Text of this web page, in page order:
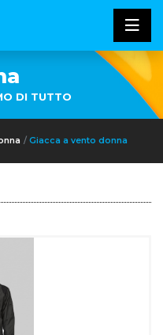
DI TUTTO
Giacca a vento donna